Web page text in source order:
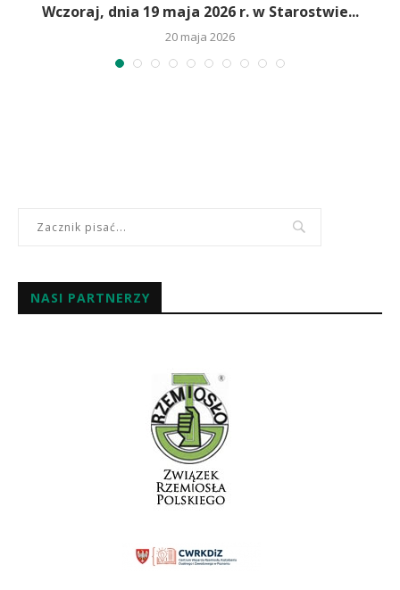
Wczoraj, dnia 19 maja 2026 r. w Starostwie...
20 maja 2026
NASI PARTNERZY